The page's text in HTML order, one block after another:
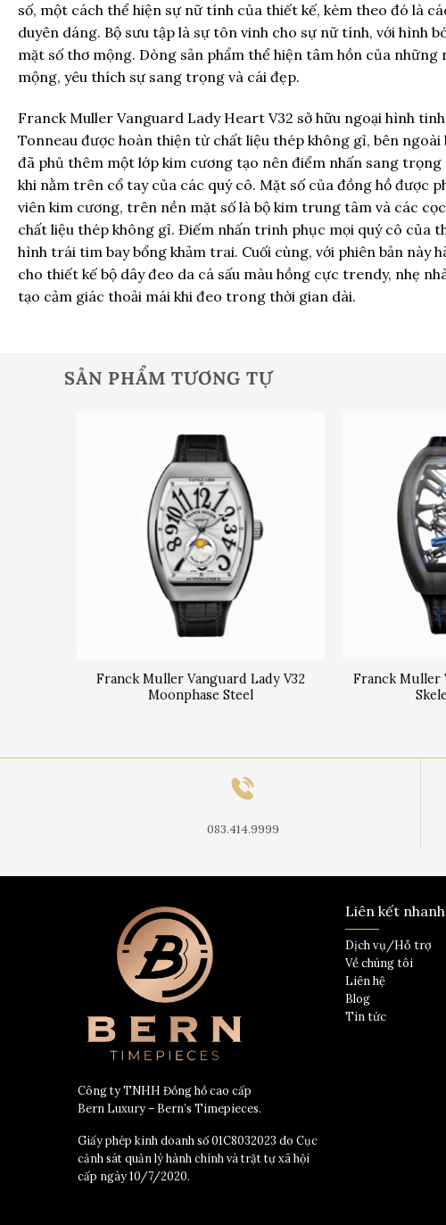
số, một cách thể hiện sự nữ tính của thiết kế, kèm theo đó là
duyên dáng. Bộ sưu tập là sự tôn vinh cho sự nữ tính, với hình
mặt số thơ mộng. Dòng sản phẩm thể hiện tâm hồn của những
mộng, yêu thích sự sang trọng và cái đẹp.
Franck Muller Vanguard Lady Heart V32 sở hữu ngoại hình
Tonneau được hoàn thiện từ chất liệu thép không gỉ, bên ngoài
đã phủ thêm một lớp kim cương tạo nên điểm nhấn sang trọng
khi nằm trên cổ tay của các quý cô. Mặt số của đồng hồ được
viên kim cương, trên nền mặt số là bộ kim trung tâm và các
chất liệu thép không gỉ. Điếm nhấn trinh phục mọi quý cô của
hình trái tim bay bổng khảm trai. Cuối cùng, với phiên bản này
cho thiết kế bộ dây đeo da cá sấu màu hồng cực trendy, nhẹ
tạo cảm giác thoải mái khi đeo trong thời gian dài.
SẢN PHẨM TƯƠNG TỰ
Franck Muller Vanguard Lady V32
Moonphase Steel
Franck Muller
083.414.9999
Công ty TNHH Đồng hồ cao cấp
Bern Luxury – Bern’s Timepieces.
Giấy phép kinh doanh số 01C8032023 do Cục
cảnh sát quản lý hành chính và trật tự xã hội
cấp ngày 10/7/2020.
Liên kết nhanh
Dịch vụ/Hỗ trợ
Về chúng tôi
Liên hệ
Blog
Tin tức